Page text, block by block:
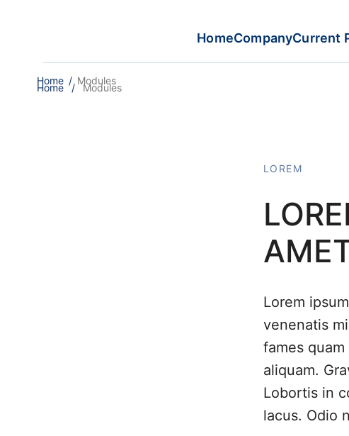
HomeCompanyCurrent
Home / Modules
Home / Modules
LOREM
Lorem
venenatis
fames
aliquam.
Lobortis in
lacus. Odio